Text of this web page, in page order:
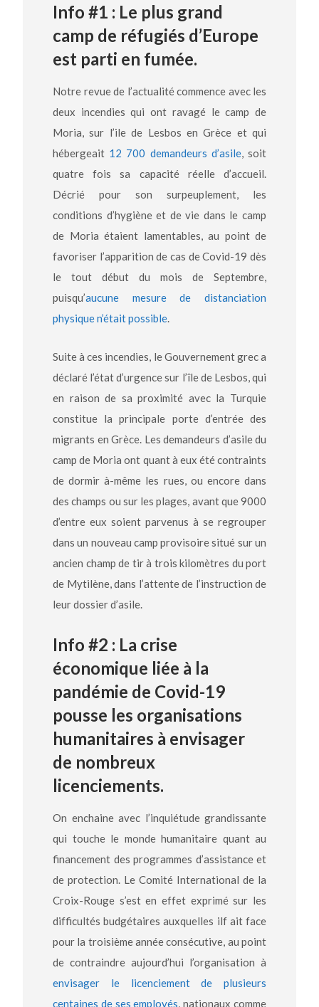
Info #1 : Le plus grand
camp de réfugiés d’Europe
est parti en fumée.
Notre revue de l’actualité commence avec les
deux incendies qui ont ravagé le camp de
Moria, sur l’ile de Lesbos en Grèce et qui
hébergeait 12 700 demandeurs d’asile, soit
quatre fois sa capacité réelle d’accueil.
Décrié pour son surpeuplement, les
conditions d’hygiène et de vie dans le camp
de Moria étaient lamentables, au point de
favoriser l’apparition de cas de Covid-19 dès
le tout début du mois de Septembre,
puisqu’aucune mesure de distanciation
physique n’était possible.
Suite à ces incendies, le Gouvernement grec a
déclaré l’état d’urgence sur l’île de Lesbos, qui
en raison de sa proximité avec la Turquie
constitue la principale porte d’entrée des
migrants en Grèce. Les demandeurs d’asile du
camp de Moria ont quant à eux été contraints
de dormir à-même les rues, ou encore dans
des champs ou sur les plages, avant que 9000
d’entre eux soient parvenus à se regrouper
dans un nouveau camp provisoire situé sur un
ancien champ de tir à trois kilomètres du port
de Mytilène, dans l’attente de l’instruction de
leur dossier d’asile.
Info #2 : La crise
économique liée à la
pandémie de Covid-19
pousse les organisations
humanitaires à envisager
de nombreux
licenciements.
On enchaine avec l’inquiétude grandissante
qui touche le monde humanitaire quant au
financement des programmes d’assistance et
de protection. Le Comité International de la
Croix-Rouge s’est en effet exprimé sur les
difficultés budgétaires auxquelles ilf ait face
pour la troisième année consécutive, au point
de contraindre aujourd’hui l’organisation à
envisager le licenciement de plusieurs
centaines de ses employés, nationaux comme